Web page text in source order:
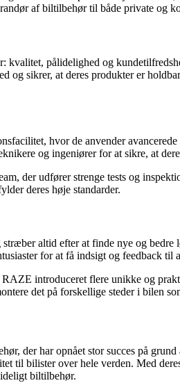
af biltilbehør til både private og
kvalitet, pålidelighed og
og sikrer, at deres produkter er
hvor de anvender
og ingeniører for at sikre, at
der udfører strenge tests og
deres høje standarder.
altid efter at finde nye og
for at få indsigt og feedback til
introduceret flere unikke og
det på forskellige steder i bilen
der har opnået stor succes på
til bilister over hele verden. Med
biltilbehør.